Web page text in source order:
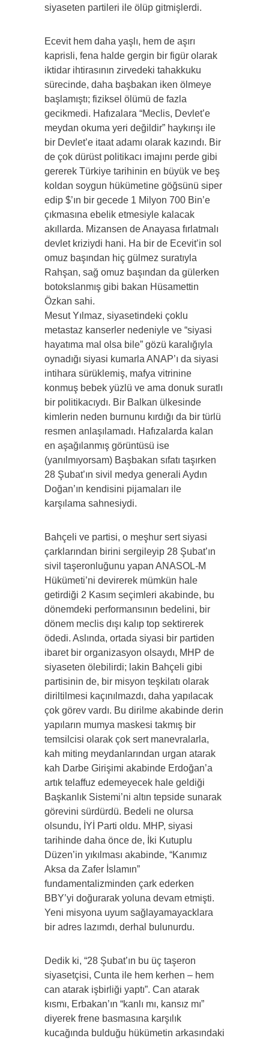
siyaseten partileri ile ölüp gitmişlerdi.
Ecevit hem daha yaşlı, hem de aşırı
kaprisli, fena halde gergin bir figür olarak
iktidar ihtirasının zirvedeki tahakkuku
sürecinde, daha başbakan iken ölmeye
başlamıştı; fiziksel ölümü de fazla
gecikmedi. Hafızalara “Meclis, Devlet’e
meydan okuma yeri değildir” haykırışı ile
bir Devlet’e itaat adamı olarak kazındı. Bir
de çok dürüst politikacı imajını perde gibi
gererek Türkiye tarihinin en büyük ve beş
koldan soygun hükümetine göğsünü siper
edip $’ın bir gecede 1 Milyon 700 Bin’e
çıkmasına ebelik etmesiyle kalacak
akıllarda. Mizansen de Anayasa fırlatmalı
devlet kriziydi hani. Ha bir de Ecevit’in sol
omuz başından hiç gülmez suratıyla
Rahşan, sağ omuz başından da gülerken
botokslanmış gibi bakan Hüsamettin
Özkan sahi.
Mesut Yılmaz, siyasetindeki çoklu
metastaz kanserler nedeniyle ve “siyasi
hayatıma mal olsa bile” gözü karalığıyla
oynadığı siyasi kumarla ANAP’ı da siyasi
intihara sürüklemiş, mafya vitrinine
konmuş bebek yüzlü ve ama donuk suratlı
bir politikacıydı. Bir Balkan ülkesinde
kimlerin neden burnunu kırdığı da bir türlü
resmen anlaşılamadı. Hafızalarda kalan
en aşağılanmış görüntüsü ise
(yanılmıyorsam) Başbakan sıfatı taşırken
28 Şubat’ın sivil medya generali Aydın
Doğan’ın kendisini pijamaları ile
karşılama sahnesiydi.
Bahçeli ve partisi, o meşhur sert siyasi
çarklarından birini sergileyip 28 Şubat’ın
sivil taşeronluğunu yapan ANASOL-M
Hükümeti’ni devirerek mümkün hale
getirdiği 2 Kasım seçimleri akabinde, bu
dönemdeki performansının bedelini, bir
dönem meclis dışı kalıp top sektirerek
ödedi. Aslında, ortada siyasi bir partiden
ibaret bir organizasyon olsaydı, MHP de
siyaseten ölebilirdi; lakin Bahçeli gibi
partisinin de, bir misyon teşkilatı olarak
diriltilmesi kaçınılmazdı, daha yapılacak
çok görev vardı. Bu dirilme akabinde derin
yapıların mumya maskesi takmış bir
temsilcisi olarak çok sert manevralarla,
kah miting meydanlarından urgan atarak
kah Darbe Girişimi akabinde Erdoğan’a
artık telaffuz edemeyecek hale geldiği
Başkanlık Sistemi’ni altın tepside sunarak
görevini sürdürdü. Bedeli ne olursa
olsundu, İYİ Parti oldu. MHP, siyasi
tarihinde daha önce de, İki Kutuplu
Düzen’in yıkılması akabinde, “Kanımız
Aksa da Zafer İslamın”
fundamentalizminden çark ederken
BBY’yi doğurarak yoluna devam etmişti.
Yeni misyona uyum sağlayamayacklara
bir adres lazımdı, derhal bulunurdu.
Dedik ki, “28 Şubat’ın bu üç taşeron
siyasetçisi, Cunta ile hem kerhen – hem
can atarak işbirliği yaptı”. Can atarak
kısmı, Erbakan’ın “kanlı mı, kansız mı”
diyerek frene basmasına karşılık
kucağında bulduğu hükümetin arkasındaki